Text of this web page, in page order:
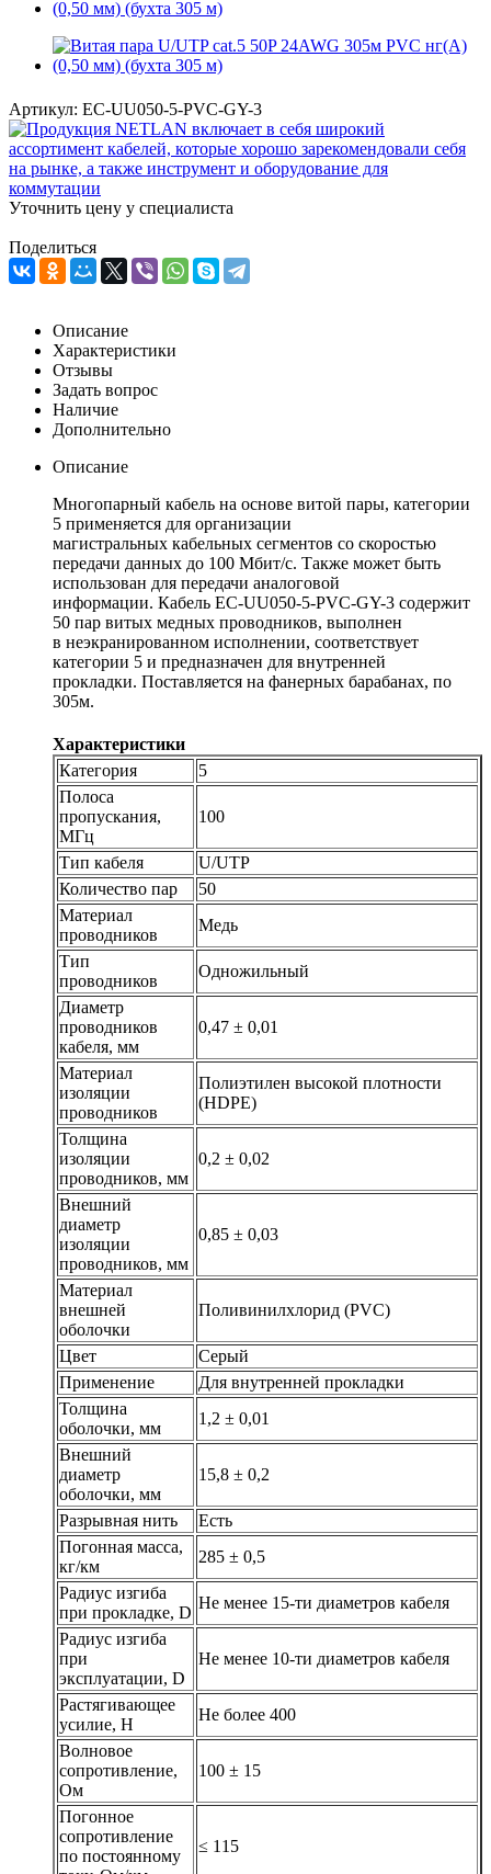
Артикул: EC-UU050-5-PVC-GY-3
Уточнить цену у специалиста
Поделиться
Описание
Характеристики
Отзывы
Задать вопрос
Наличие
Дополнительно
Описание
Многопарный кабель на основе витой пары, категории
5 применяется для организации
магистральных кабельных сегментов со скоростью
передачи данных до 100 Мбит/c. Также может быть
использован для передачи аналоговой
информации. Кабель EC-UU050-5-PVC-GY-3 содержит
50 пар витых медных проводников, выполнен
в неэкранированном исполнении, соответствует
категории 5 и предназначен для внутренней
прокладки. Поставляется на фанерных барабанах, по
305м.
Характеристики
Категория
5
Полоса
пропускания,
МГц
100
Тип кабеля
U/UTP
Количество пар
50
Материал
проводников
Медь
Тип
проводников
Одножильный
Диаметр
проводников
кабеля, мм
0,47 ± 0,01
Материал
изоляции
проводников
Полиэтилен высокой плотности
(HDPE)
Толщина
изоляции
проводников, мм
0,2 ± 0,02
Внешний
диаметр
изоляции
проводников, мм
0,85 ± 0,03
Материал
внешней
оболочки
Поливинилхлорид (PVC)
Цвет
Серый
Применение
Для внутренней прокладки
Толщина
оболочки, мм
1,2 ± 0,01
Внешний
диаметр
оболочки, мм
15,8 ± 0,2
Разрывная нить
Есть
Погонная масса,
кг/км
285 ± 0,5
Радиус изгиба
при прокладке, D
Не менее 15-ти диаметров кабеля
Радиус изгиба
при
эксплуатации, D
Не менее 10-ти диаметров кабеля
Растягивающее
усилие, H
Не более 400
Волновое
сопротивление,
Ом
100 ± 15
Погонное
сопротивление
по постоянному
≤ 115